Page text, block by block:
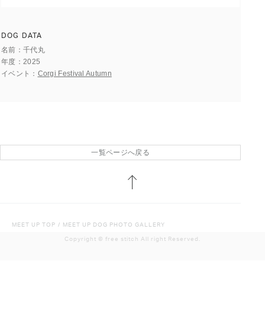
DOG DATA
名前
千代丸
年度
2025
イベント
Corgi Festival Autumn
一覧ページへ戻る
MEET UP TOP / MEET UP DOG PHOTO GALLERY
Copyright ©︎ free stitch All right Reserved.